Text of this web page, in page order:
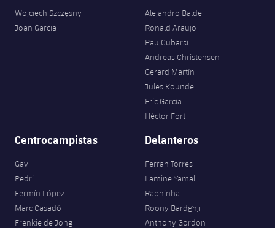
Wojciech Szczęsny
Joan Garcia
Alejandro Balde
Ronald Araujo
Pau Cubarsí
Andreas Christensen
Gerard Martín
Jules Kounde
Eric García
Héctor Fort
Centrocampistas
Gavi
Pedri
Fermín López
Marc Casadó
Frenkie de Jong
Delanteros
Ferran Torres
Lamine Yamal
Raphinha
Roony Bardghji
Anthony Gordon